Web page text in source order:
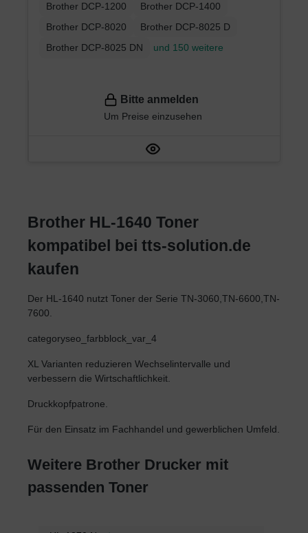
Brother DCP-1200
Brother DCP-1400
Brother DCP-8020
Brother DCP-8025 D
Brother DCP-8025 DN
und 150 weitere
Bitte anmelden
Um Preise einzusehen
Brother HL-1640 Toner
kompatibel bei tts-solution.de
kaufen
Der HL-1640 nutzt Toner der Serie TN-3060,TN-6600,TN-
7600.
categoryseo_farbblock_var_4
XL Varianten reduzieren Wechselintervalle und
verbessern die Wirtschaftlichkeit.
Druckkopfpatrone.
Für den Einsatz im Fachhandel und gewerblichen Umfeld.
Weitere Brother Drucker mit
passenden Toner